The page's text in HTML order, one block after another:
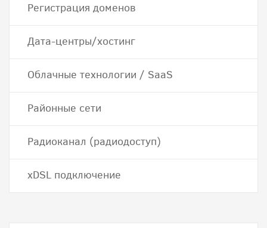
Регистрация доменов
Дата-центры/хостинг
Облачные технологии / SaaS
Районные сети
Радиоканал (радиодоступ)
хDSL подключение